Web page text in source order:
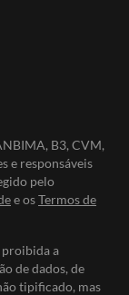
B3, CVM,
e responsáveis
pelo
e osTermos de
a
de dados, de
tipificado, mas